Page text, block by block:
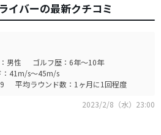
イバーの最新クチコミ
男性
ゴルフ歴：6年～10年
：41m/s～45m/s
平均ラウンド数：1ヶ月に1回程度
2023/2/8（水）23:00